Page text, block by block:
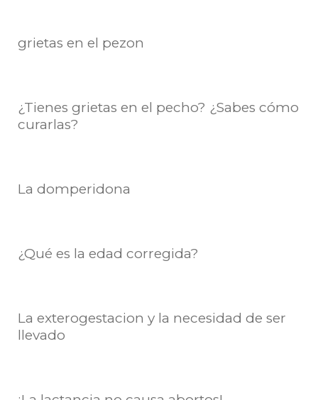
grietas en el pezon
¿Tienes grietas en el pecho? ¿Sabes cómo
curarlas?
La domperidona
¿Qué es la edad corregida?
La exterogestacion y la necesidad de ser
llevado